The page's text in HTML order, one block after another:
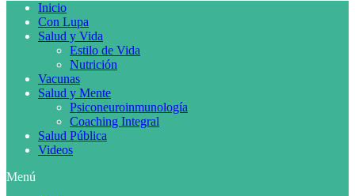
Inicio
Con Lupa
Salud y Vida
Estilo de Vida
Nutrición
Vacunas
Salud y Mente
Psiconeuroinmunología
Coaching Integral
Salud Pública
Videos
Menú